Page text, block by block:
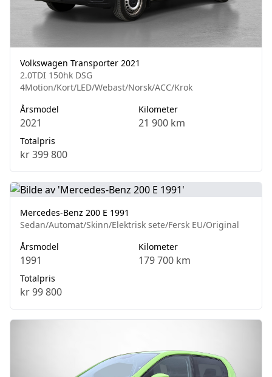
Volkswagen Transporter 2021
2.0TDI 150hk DSG
4Motion/Kort/LED/Webast/Norsk/ACC/Krok
Årsmodel
2021
Kilometer
21 900 km
Totalpris
kr 399 800
Mercedes-Benz 200 E 1991
Sedan/Automat/Skinn/Elektrisk sete/Fersk EU/Original
Årsmodel
1991
Kilometer
179 700 km
Totalpris
kr 99 800